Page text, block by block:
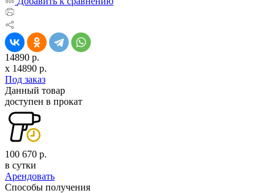
14890 р.
x 14890 р.
Под заказ
Данный товар
доступен в прокат
100 670 р.
в сутки
Арендовать
Способы получения